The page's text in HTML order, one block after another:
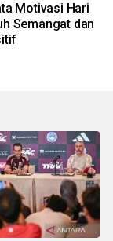
Motivasi Hari
Semangat dan